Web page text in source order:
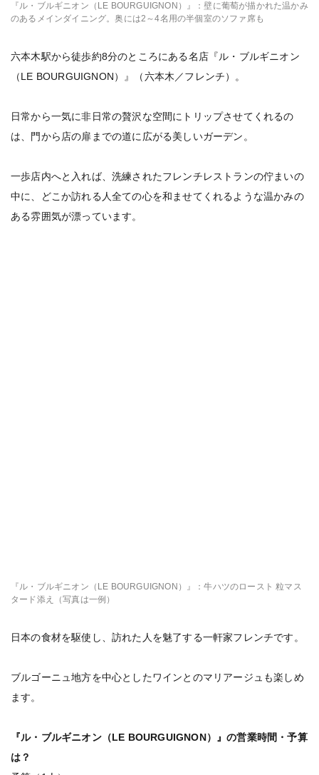
『ル・ブルギニオン（LE BOURGUIGNON）』：壁に葡萄が描かれた温かみ
のあるメインダイニング。奥には2～4名用の半個室のソファ席も
六本木駅から徒歩約8分のところにある名店『ル・ブルギニオン
（LE BOURGUIGNON）』（六本木／フレンチ）。
日常から一気に非日常の贅沢な空間にトリップさせてくれるの
は、門から店の扉までの道に広がる美しいガーデン。
一歩店内へと入れば、洗練されたフレンチレストランの佇まいの
中に、どこか訪れる人全ての心を和ませてくれるような温かみの
ある雰囲気が漂っています。
『ル・ブルギニオン（LE BOURGUIGNON）』：牛ハツのロースト 粒マス
タード添え（写真は一例）
日本の食材を駆使し、訪れた人を魅了する一軒家フレンチです。
ブルゴーニュ地方を中心としたワインとのマリアージュも楽しめ
ます。
『ル・ブルギニオン（LE BOURGUIGNON）』の営業時間・予算
は？